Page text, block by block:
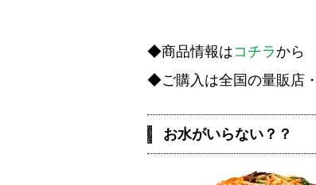
◆商品情報はコチラから
◆ご購入は全国の量販店
お水がいらない？？